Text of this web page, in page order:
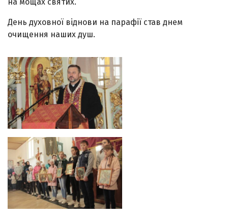
на мощах святих.
День духовної віднови на парафії став днем
очищення наших душ.